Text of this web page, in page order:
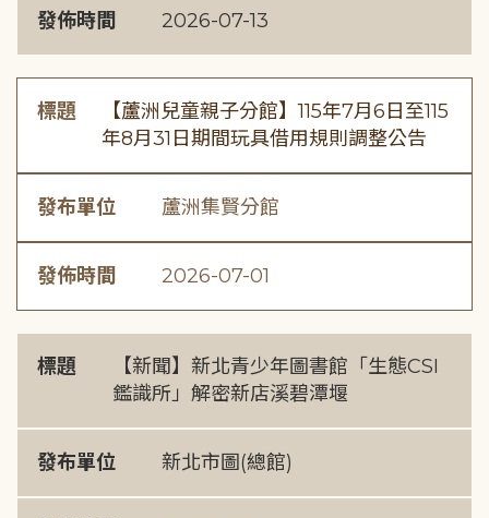
發佈時間 2026-07-13
標題
【蘆洲兒童親子分館】115年7月6日至115
年8月31日期間玩具借用規則調整公告
發布單位 蘆洲集賢分館
發佈時間 2026-07-01
標題
【新聞】新北青少年圖書館「生態CSI
鑑識所」解密新店溪碧潭堰
發布單位 新北市圖(總館)